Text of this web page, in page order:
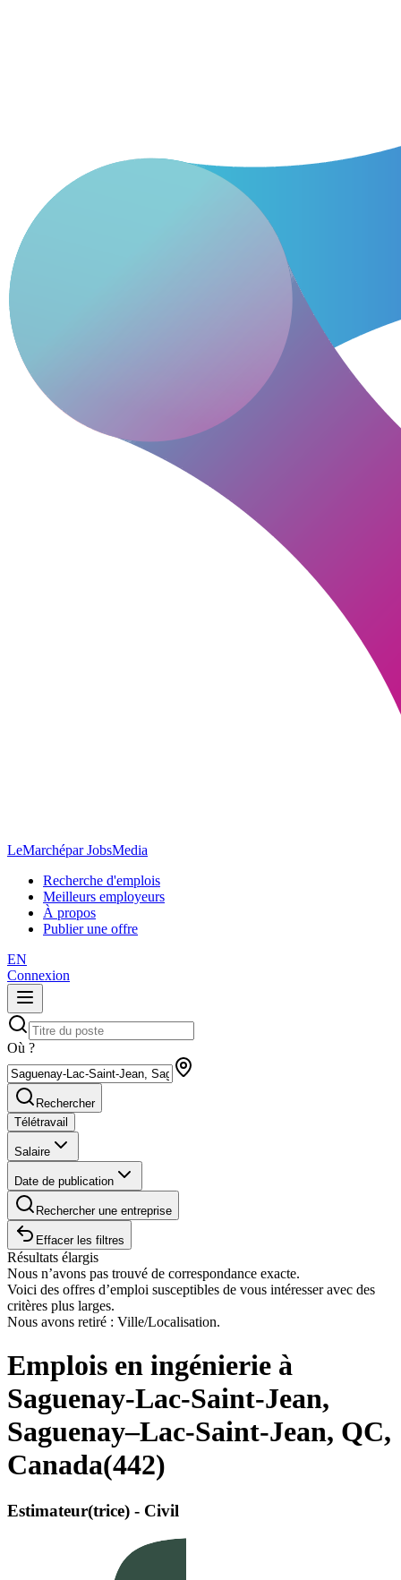
LeMarchépar JobsMedia
Recherche d'emplois
Meilleurs employeurs
À propos
Publier une offre
EN
Connexion
Où ?
Rechercher
Télétravail
Salaire
Date de publication
Rechercher une entreprise
Effacer les filtres
Résultats élargis
Nous n’avons pas trouvé de correspondance exacte.
Voici des offres d’emploi susceptibles de vous intéresser avec des
critères plus larges.
Nous avons retiré : Ville/Localisation.
Emplois en ingénierie à
Saguenay-Lac-Saint-Jean,
Saguenay–Lac-Saint-Jean, QC,
Canada(442)
Estimateur(trice) - Civil